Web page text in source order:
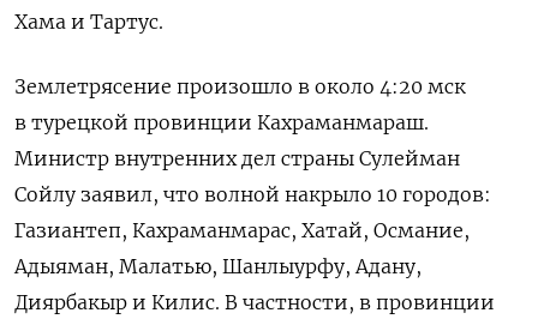
Хама и Тартус.
Землетрясение произошло в около 4:20 мск
в турецкой провинции Кахраманмараш.
Министр внутренних дел страны Сулейман
Сойлу заявил, что волной накрыло 10 городов:
Газиантеп, Кахраманмарас, Хатай, Османие,
Адыяман, Малатью, Шанлыурфу, Адану,
Диярбакыр и Килис. В частности, в провинции